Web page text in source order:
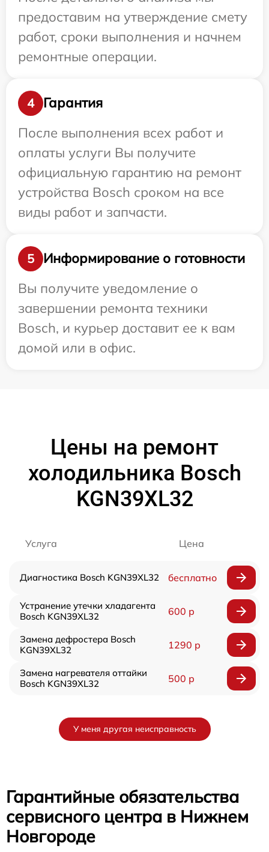
предоставим на утверждение смету
работ, сроки выполнения и начнем
ремонтные операции.
4
Гарантия
После выполнения всех работ и
оплаты услуги Вы получите
официальную гарантию на ремонт
устройства Bosch сроком на все
виды работ и запчасти.
5
Информирование о готовности
Вы получите уведомление о
завершении ремонта техники
Bosch, и курьер доставит ее к вам
домой или в офис.
Цены на ремонт
холодильника Bosch
KGN39XL32
Услуга Цена
Диагностика Bosch KGN39XL32 бесплатно
Устранение утечки хладагента
Bosch KGN39XL32
600 р
Замена дефростера Bosch
KGN39XL32
1290 р
Замена нагревателя оттайки
Bosch KGN39XL32
500 р
У меня другая неисправность
Гарантийные обязательства
сервисного центра в Нижнем
Новгороде